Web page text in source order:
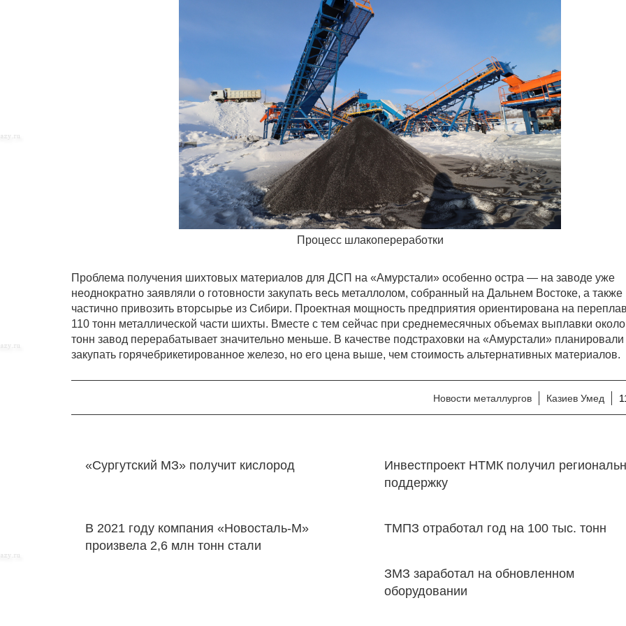
Процесс шлакопереработки
Проблема получения шихтовых материалов для ДСП на «Амурстали» особенно остра — на заводе уже
неоднократно заявляли о готовности закупать весь металлолом, собранный на Дальнем Востоке, а также
частично привозить вторсырье из Сибири. Проектная мощность предприятия ориентирована на
110 тонн металлической части шихты. Вместе с тем сейчас при среднемесячных объемах выплавки
тонн завод перерабатывает значительно меньше. В качестве подстраховки на «Амурстали» планировали
закупать горячебрикетированное железо, но его цена выше, чем стоимость альтернативных материалов.
Новости металлургов Казиев Умед
«Сургутский МЗ» получит кислород
Инвестпроект НТМК получил
поддержку
В 2021 году компания «Новосталь-М»
произвела 2,6 млн тонн стали
ТМПЗ отработал год на 100 тыс. тонн
ЗМЗ заработал на обновленном
оборудовании